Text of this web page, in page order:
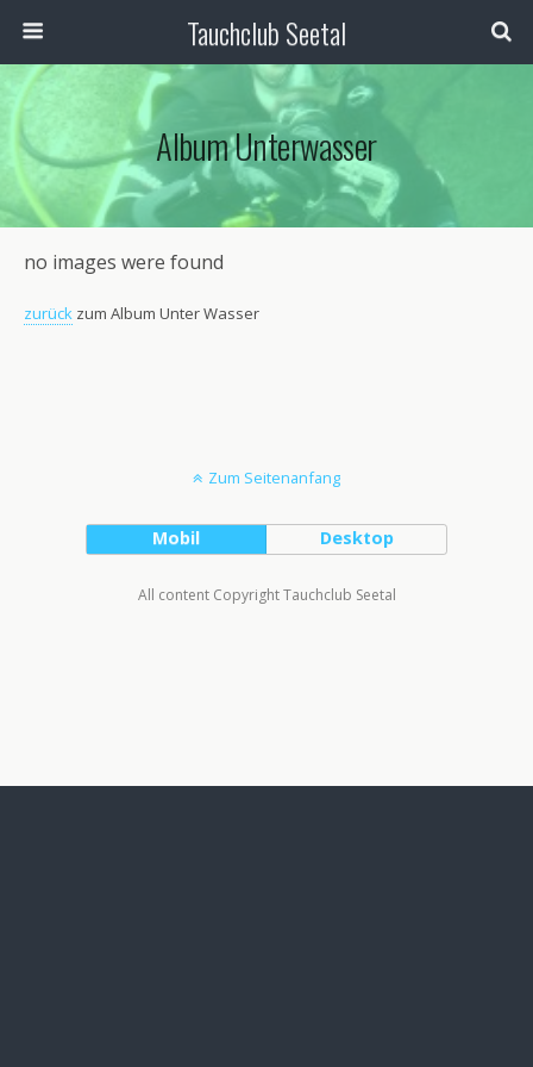
Tauchclub Seetal
Album Unterwasser
no images were found
zurück zum Album Unter Wasser
Zum Seitenanfang
Mobil Desktop
All content Copyright Tauchclub Seetal